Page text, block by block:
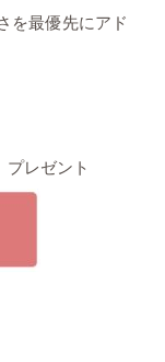
を最優先にアド
プレゼント